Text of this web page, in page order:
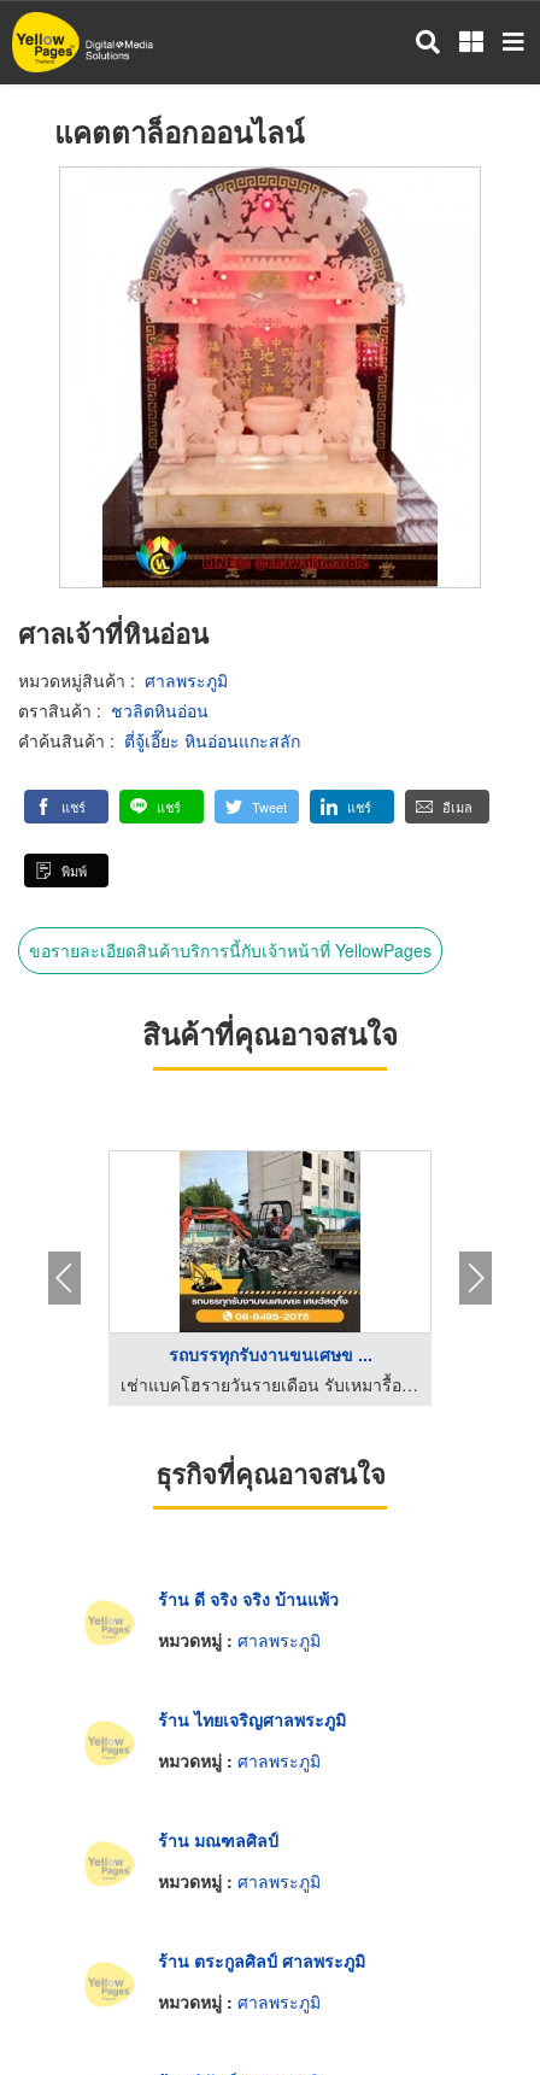
ข้าม
ไป
แคตตาล็อกออนไลน์
ศาลเจ้าที่หินอ่อน
หมวดหมู่สินค้า : ศาลพระภูมิ
ตราสินค้า : ชวลิตหินอ่อน
คำค้นสินค้า : ตี่จู้เอี๊ยะ หินอ่อนแกะสลัก
แชร์ แชร์ Tweet แชร์ อีเมล
พิมพ์
ขอรายละเอียดสินค้าบริการนี้กับเจ้าหน้าที่ YellowPages
สินค้าที่คุณอาจสนใจ
รถบรรทุกรับงานขนเศษข ...
เช่าแบคโฮรายวันรายเดือน รับเหมารื้อถอน
ธุรกิจที่คุณอาจสนใจ
ร้าน ดี จริง จริง บ้านแพ้ว
หมวดหมู่ : ศาลพระภูมิ
ร้าน ไทยเจริญศาลพระภูมิ
หมวดหมู่ : ศาลพระภูมิ
ร้าน มณฑลศิลป์
หมวดหมู่ : ศาลพระภูมิ
ร้าน ตระกูลศิลป์ ศาลพระภูมิ
หมวดหมู่ : ศาลพระภูมิ